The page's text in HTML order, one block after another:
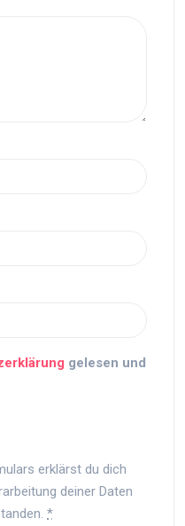
gelesen und
erklärst du dich
deiner Daten
*